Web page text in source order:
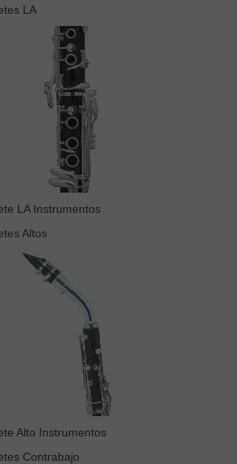
LA
LA Instrumentos
Altos
Alto Instrumentos
Contrabajo